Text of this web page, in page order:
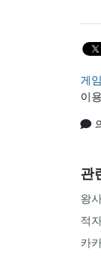
게
이
관
왕
적
카